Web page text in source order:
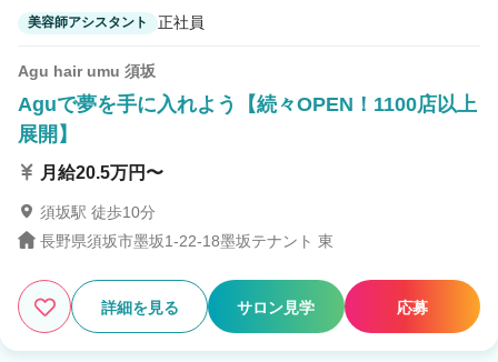
美容師アシスタント 正社員
Agu hair umu 須坂
Aguで夢を手に入れよう【続々OPEN！1100店以上
展開】
月給20.5万円〜
須坂駅 徒歩10分
長野県須坂市墨坂1-22-18墨坂テナント 東
詳細を見る サロン見学 応募